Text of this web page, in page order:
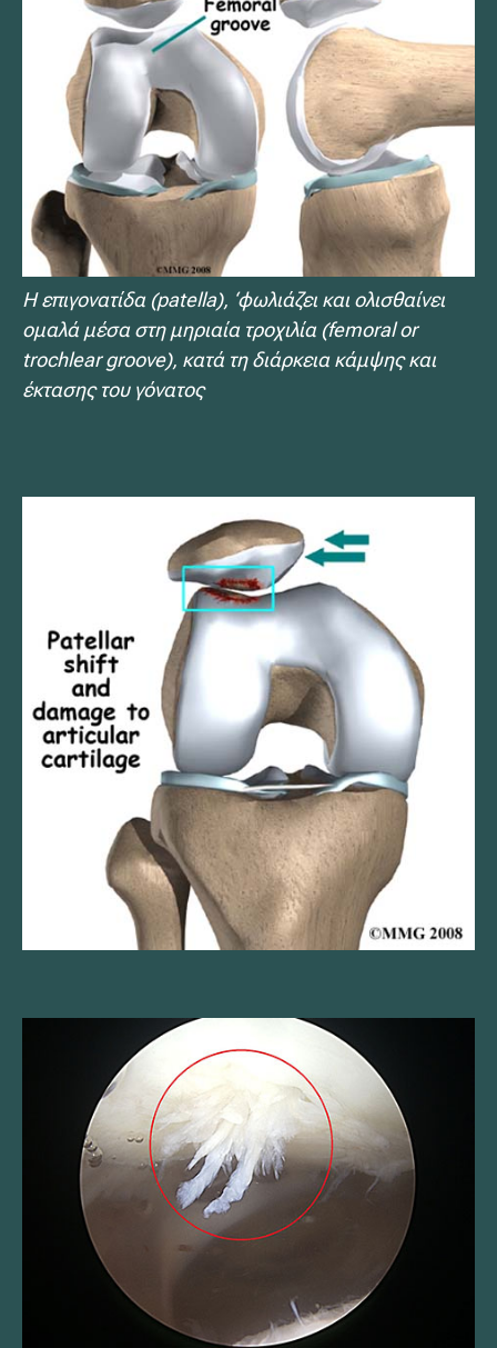
Η επιγονατίδα (patella), ‘φωλιάζει και ολισθαίνει
ομαλά μέσα στη μηριαία τροχιλία (femoral or
trochlear groove), κατά τη διάρκεια κάμψης και
έκτασης του γόνατος